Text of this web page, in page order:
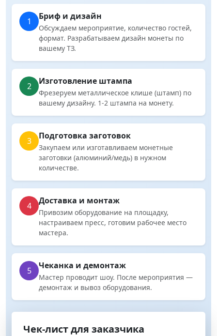
1 Бриф и дизайн
Обсуждаем мероприятие, количество гостей,
формат. Разрабатываем дизайн монеты по
вашему ТЗ.
2 Изготовление штампа
Фрезеруем металлическое клише (штамп) по
вашему дизайну. 1-2 штампа на монету.
3 Подготовка заготовок
Закупаем или изготавливаем монетные
заготовки (алюминий/медь) в нужном
количестве.
4 Доставка и монтаж
Привозим оборудование на площадку,
настраиваем пресс, готовим рабочее место
мастера.
5 Чеканка и демонтаж
Мастер проводит шоу. После мероприятия —
демонтаж и вывоз оборудования.
Чек‑лист для заказчика